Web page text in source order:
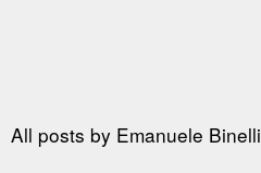
All posts by Emanuele Binelli